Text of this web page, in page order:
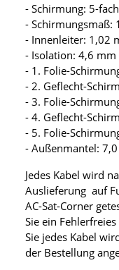
- Schirmung: 5-
- Schirmungsmaß:
- Innenleiter: 1,02
- Isolation: 4,6 mm
- 1. Folie-
- 2. Geflecht-
- 3. Folie-
- 4. Geflecht-
- 5. Folie-
- Außenmantel:
Jedes Kabel wird
Auslieferung auf
AC-Sat-Corner
Sie ein
Sie jedes Kabel
der Bestellung